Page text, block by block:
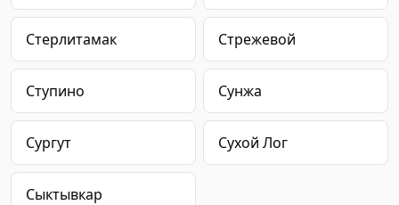
Стерлитамак Стрежевой
Ступино Сунжа
Сургут Сухой Лог
Сыктывкар